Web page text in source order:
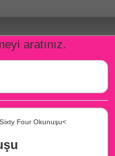
aratınız.
Four Okunuşu<